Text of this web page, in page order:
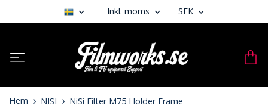
Inkl. moms SEK
Hem NISI NiSi Filter M75 Holder Frame